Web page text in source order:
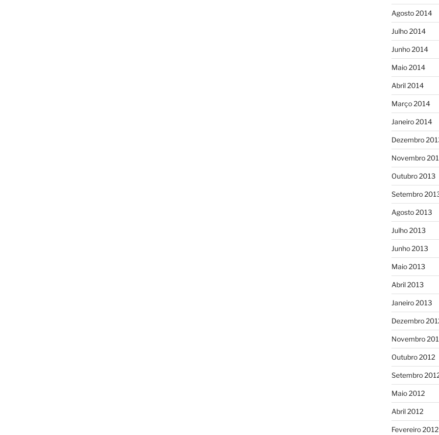
Agosto 2014
Julho 2014
Junho 2014
Maio 2014
Abril 2014
Março 2014
Janeiro 2014
Dezembro
Novembro
Outubro 2013
Setembro
Agosto 2013
Julho 2013
Junho 2013
Maio 2013
Abril 2013
Janeiro 2013
Dezembro
Novembro
Outubro 2012
Setembro
Maio 2012
Abril 2012
Fevereiro 2012